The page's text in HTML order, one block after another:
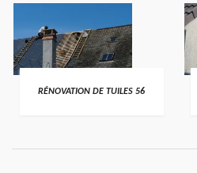
>
RÉNOVATION DE TUILES 56